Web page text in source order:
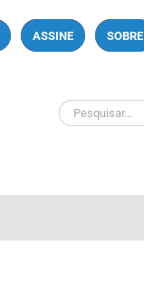
ASSINE SOBRE
Buscar
resultados